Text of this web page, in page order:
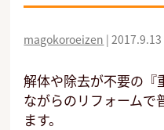
magokoroeizen |2017.9.13
解体や除去が不要の『
ながらのリフォームで
ます。